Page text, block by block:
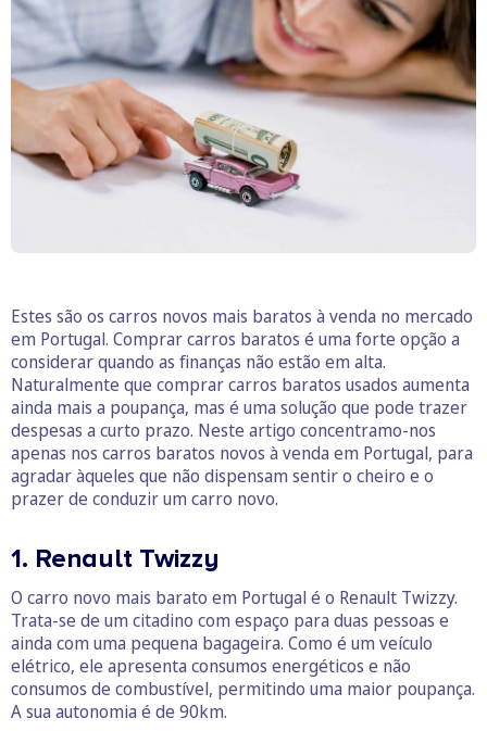
Estes são os carros novos mais baratos à venda no mercado
em Portugal. Comprar carros baratos é uma forte opção a
considerar quando as finanças não estão em alta.
Naturalmente que comprar carros baratos usados aumenta
ainda mais a poupança, mas é uma solução que pode trazer
despesas a curto prazo. Neste artigo concentramo-nos
apenas nos carros baratos novos à venda em Portugal, para
agradar àqueles que não dispensam sentir o cheiro e o
prazer de conduzir um carro novo.
1. Renault Twizzy
O carro novo mais barato em Portugal é o Renault Twizzy.
Trata-se de um citadino com espaço para duas pessoas e
ainda com uma pequena bagageira. Como é um veículo
elétrico, ele apresenta consumos energéticos e não
consumos de combustível, permitindo uma maior poupança.
A sua autonomia é de 90km.